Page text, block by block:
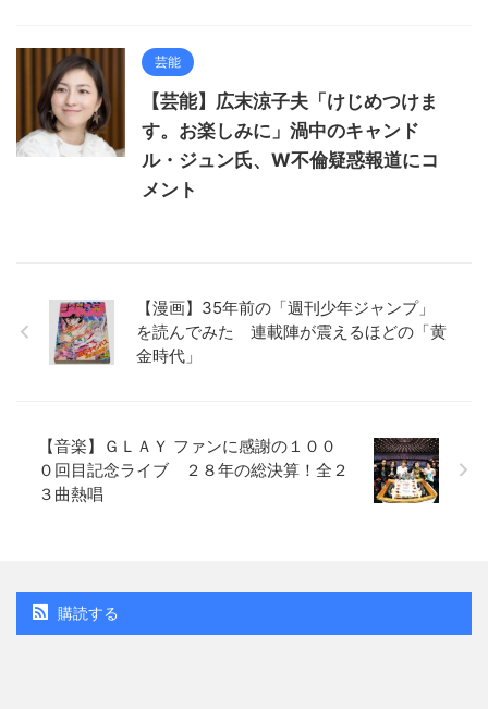
芸能
【芸能】広末涼子夫「けじめつけま
す。お楽しみに」渦中のキャンド
ル・ジュン氏、W不倫疑惑報道にコ
メント
【漫画】35年前の「週刊少年ジャンプ」
を読んでみた 連載陣が震えるほどの「黄
金時代」
【音楽】ＧＬＡＹ ファンに感謝の１００
０回目記念ライブ ２８年の総決算！全２
３曲熱唱
購読する